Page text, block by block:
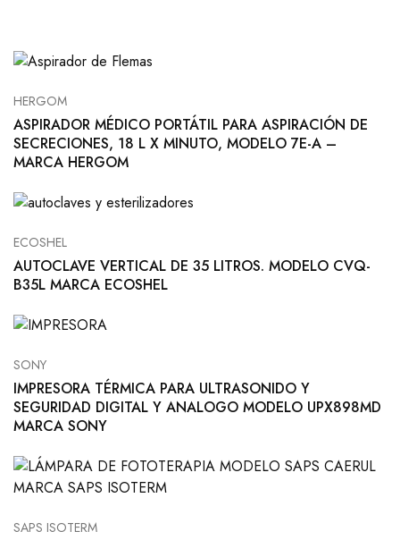
HERGOM
ASPIRADOR MÉDICO PORTÁTIL PARA ASPIRACIÓN DE
SECRECIONES, 18 L X MINUTO, MODELO 7E-A –
MARCA HERGOM
ECOSHEL
AUTOCLAVE VERTICAL DE 35 LITROS. MODELO CVQ-
B35L MARCA ECOSHEL
SONY
IMPRESORA TÉRMICA PARA ULTRASONIDO Y
SEGURIDAD DIGITAL Y ANALOGO MODELO UPX898MD
MARCA SONY
SAPS ISOTERM